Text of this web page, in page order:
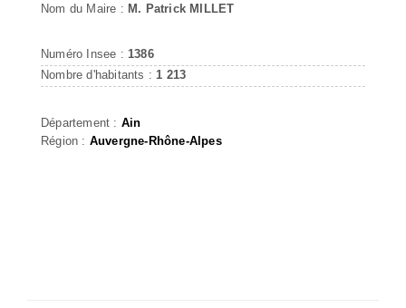
Nom du Maire : M. Patrick MILLET
Numéro Insee : 1386
Nombre d'habitants : 1 213
Département : Ain
Région : Auvergne-Rhône-Alpes